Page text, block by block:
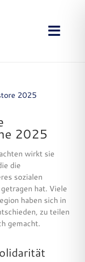
Projekte
2025
wirkt sie
die
sozialen
getragen hat. Viele
haben sich in
zu teilen
gemacht.